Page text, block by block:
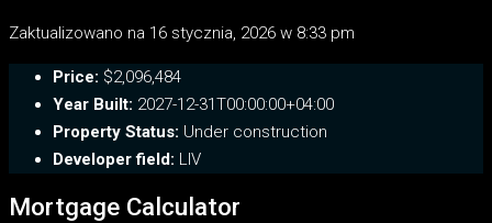
Zaktualizowano na 16 stycznia, 2026 w 8:33 pm
Price: $2,096,484
Year Built: 2027-12-31T00:00:00+04:00
Property Status: Under construction
Developer field: LIV
Mortgage Calculator